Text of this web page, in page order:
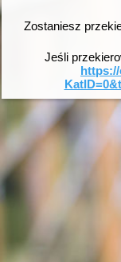
Zostaniesz
Jeśli